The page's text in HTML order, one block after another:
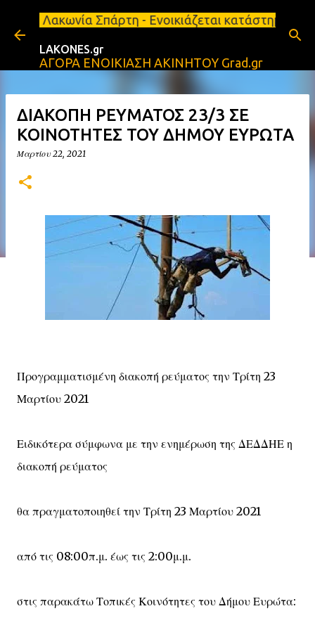
Μετάβαση στο κύριο περιεχόμενο
- Ενοικιάζεται κατάστημα 134 τ.μ, με
LAKONES.gr
ΑΓΟΡΑ ΕΝΟΙΚΙΑΣΗ ΑΚΙΝΗΤΟΥ Grad.gr
ΔΙΑΚΟΠΗ ΡΕΥΜΑΤΟΣ 23/3 ΣΕ
ΚΟΙΝΟΤΗΤΕΣ ΤΟΥ ΔΗΜΟΥ ΕΥΡΩΤΑ
Μαρτίου 22, 2021
Προγραμματισμένη διακοπή ρεύματος την Τρίτη 23
Μαρτίου 2021
Ειδικότερα σύμφωνα με την ενημέρωση της ΔΕΔΔΗΕ η
διακοπή ρεύματος
θα πραγματοποιηθεί την Τρίτη 23 Μαρτίου 2021
από τις 08:00π.μ. έως τις 2:00μ.μ.
στις παρακάτω Τοπικές Κοινότητες του Δήμου Ευρώτα: